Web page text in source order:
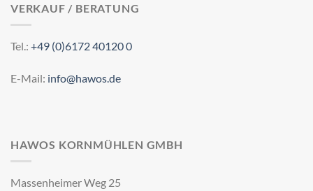
VERKAUF / BERATUNG
Tel.: +49 (0)6172 40120 0
E-Mail: info@hawos.de
HAWOS KORNMÜHLEN GMBH
Massenheimer Weg 25